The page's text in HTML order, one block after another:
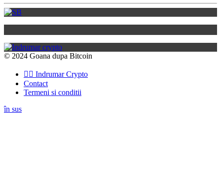
© 2024 Goana dupa Bitcoin
👉🏽 Indrumar Crypto
Contact
Termeni si conditii
în sus